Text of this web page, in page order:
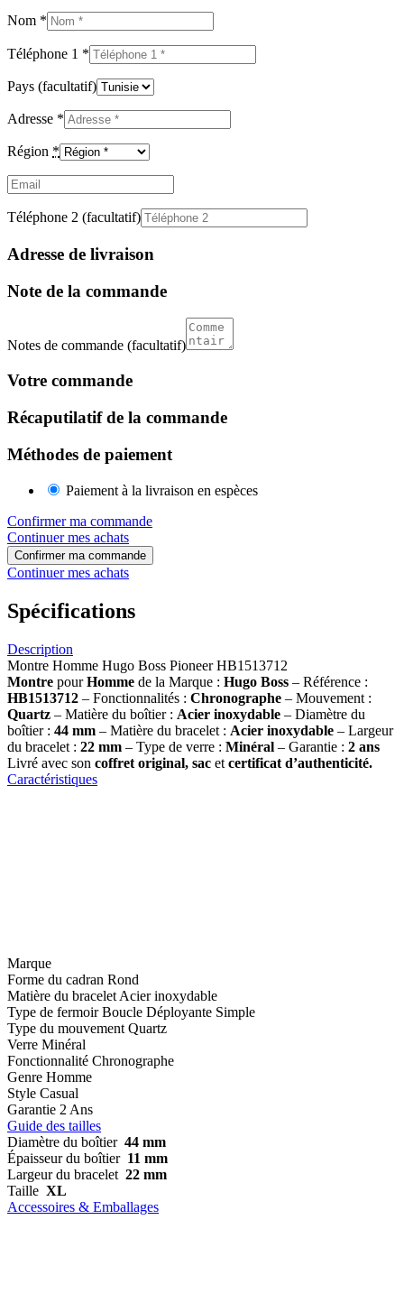
Nom *
Téléphone 1 *
Pays (facultatif)
Adresse *
Région *
Email
Téléphone 2 (facultatif)
Adresse de livraison
Note de la commande
Notes de commande (facultatif)
Votre commande
Récaputilatif de la commande
Méthodes de paiement
Paiement à la livraison en espèces
Confirmer ma commande
Continuer mes achats
Confirmer ma commande
Continuer mes achats
Spécifications
Description
Montre Homme Hugo Boss Pioneer HB1513712
Montre pourHomme de la Marque : Hugo Boss – Référence :
HB1513712 – Fonctionnalités : Chronographe – Mouvement :
Quartz – Matière du boîtier : Acier inoxydable – Diamètre du
boîtier : 44 mm – Matière du bracelet : Acier inoxydable – Largeur
du bracelet : 22 mm – Type de verre : Minéral – Garantie : 2 ans
Livré avec son coffret original, sac et certificat d’authenticité.
Caractéristiques
Marque
Forme du cadran Rond
Matière du bracelet Acier inoxydable
Type de fermoir Boucle Déployante Simple
Type du mouvement Quartz
Verre Minéral
Fonctionnalité Chronographe
Genre Homme
Style Casual
Garantie 2 Ans
Guide des tailles
Diamètre du boîtier 44 mm
Épaisseur du boîtier 11 mm
Largeur du bracelet 22 mm
Taille XL
Accessoires & Emballages